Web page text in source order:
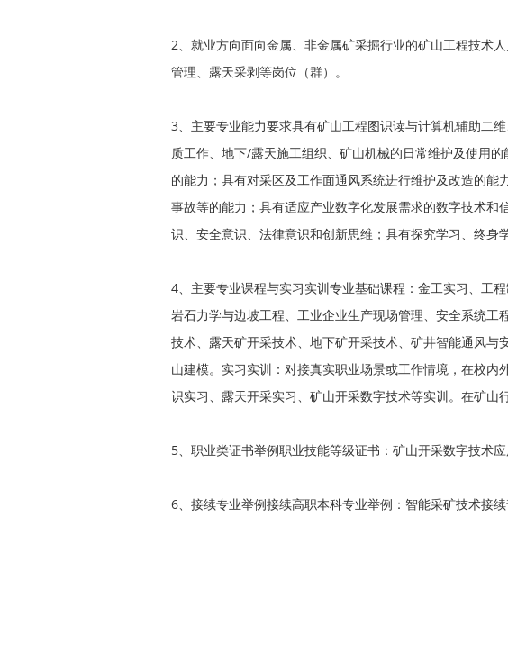
2、就业方向面向金属、非金属矿采掘行业的矿山工程技术
管理、露天采剥等岗位（群）。
3、主要专业能力要求具有矿山工程图识读与计算机辅助二
质工作、地下/露天施工组织、矿山机械的日常维护及使用
的能力；具有对采区及工作面通风系统进行维护及改造的
事故等的能力；具有适应产业数字化发展需求的数字技术和
识、安全意识、法律意识和创新思维；具有探究学习、终身
4、主要专业课程与实习实训专业基础课程：金工实习、工
岩石力学与边坡工程、工业企业生产现场管理、安全系统工
技术、露天矿开采技术、地下矿开采技术、矿井智能通风与
山建模。实习实训：对接真实职业场景或工作情境，在校内
识实习、露天开采实习、矿山开采数字技术等实训。在矿山
5、职业类证书举例职业技能等级证书：矿山开采数字技术
6、接续专业举例接续高职本科专业举例：智能采矿技术接